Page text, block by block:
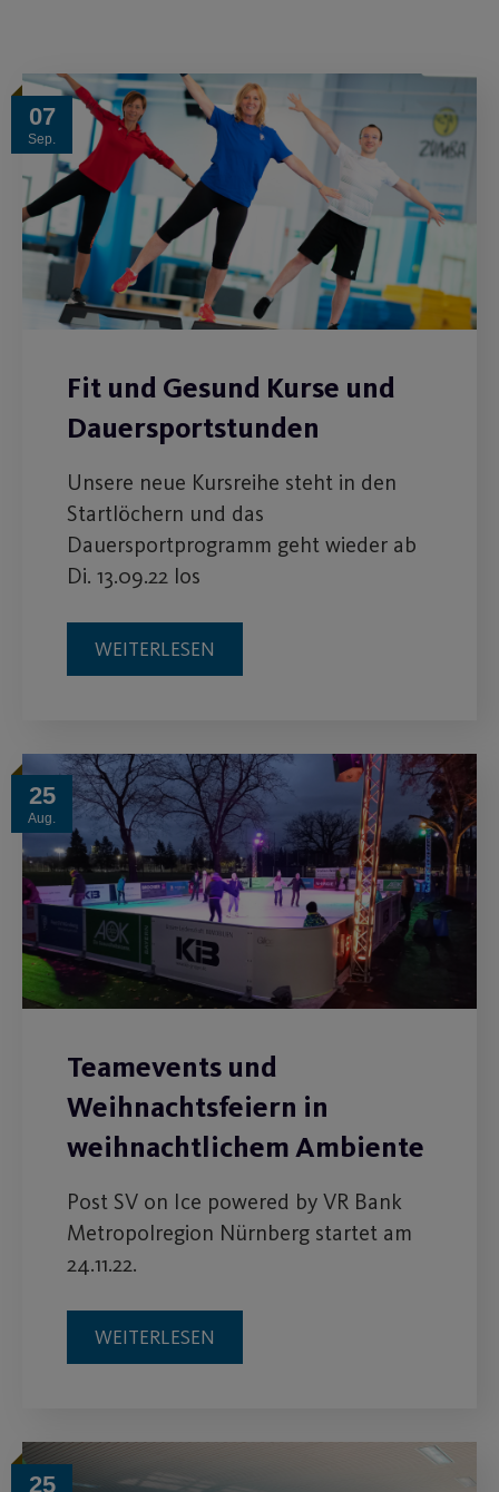
07
Sep.
Fit und Gesund Kurse und
Dauersportstunden
Unsere neue Kursreihe steht in den
Startlöchern und das
Dauersportprogramm geht wieder ab
Di. 13.09.22 los
WEITERLESEN
25
Aug.
Teamevents und
Weihnachtsfeiern in
weihnachtlichem Ambiente
Post SV on Ice powered by VR Bank
Metropolregion Nürnberg startet am
24.11.22.
WEITERLESEN
25